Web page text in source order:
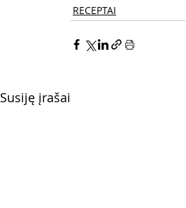
RECEPTAI
Susiję įrašai